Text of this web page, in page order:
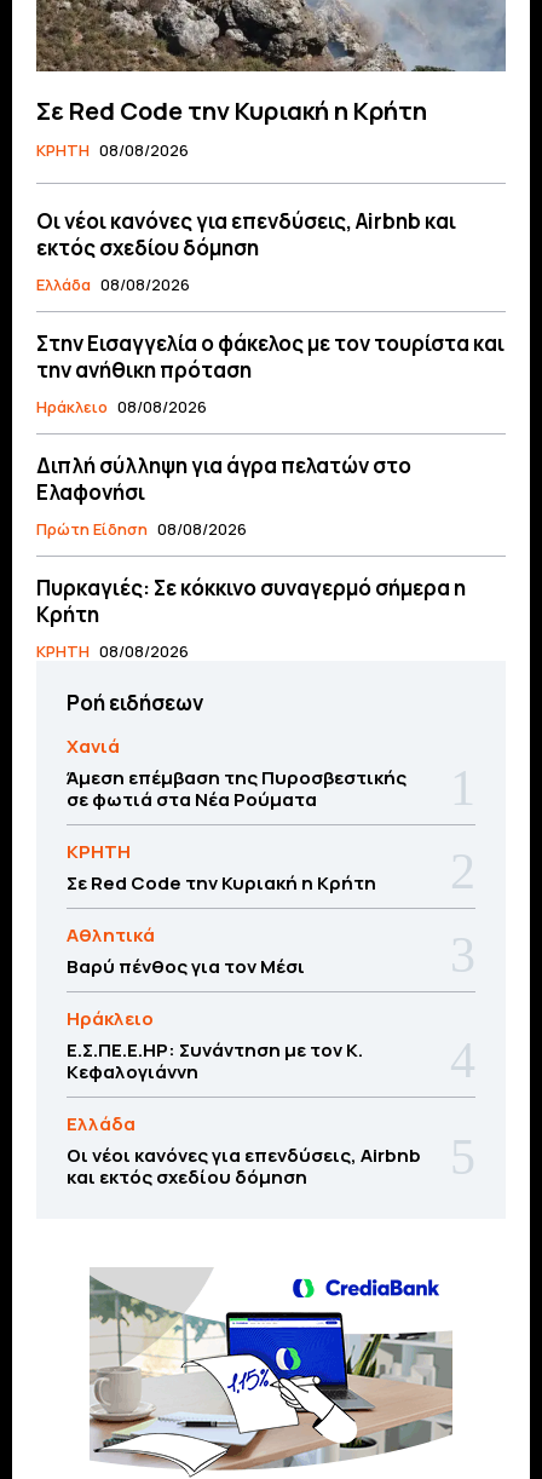
Σε Red Code την Κυριακή η Κρήτη
ΚΡΗΤΗ 08/08/2026
Οι νέοι κανόνες για επενδύσεις, Airbnb και
εκτός σχεδίου δόμηση
Ελλάδα 08/08/2026
Στην Εισαγγελία ο φάκελος με τον τουρίστα και
την ανήθικη πρόταση
Ηράκλειο 08/08/2026
Διπλή σύλληψη για άγρα πελατών στο
Ελαφονήσι
Πρώτη Είδηση 08/08/2026
Πυρκαγιές: Σε κόκκινο συναγερμό σήμερα η
Κρήτη
ΚΡΗΤΗ 08/08/2026
Ροή ειδήσεων
Χανιά
Άμεση επέμβαση της Πυροσβεστικής
σε φωτιά στα Νέα Ρούματα
ΚΡΗΤΗ
Σε Red Code την Κυριακή η Κρήτη
Αθλητικά
Βαρύ πένθος για τον Μέσι
Ηράκλειο
Ε.Σ.ΠΕ.Ε.ΗΡ: Συνάντηση με τον Κ.
Κεφαλογιάννη
Ελλάδα
Οι νέοι κανόνες για επενδύσεις, Airbnb
και εκτός σχεδίου δόμηση